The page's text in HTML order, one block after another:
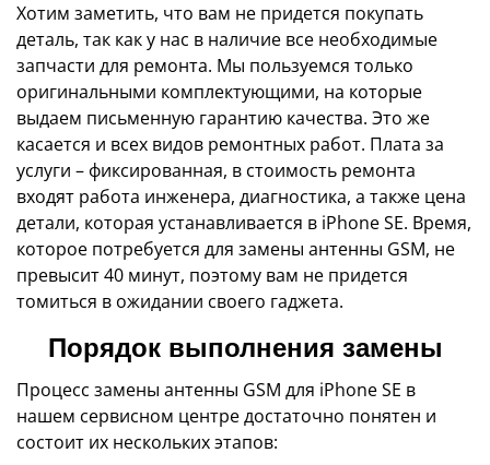
Хотим заметить, что вам не придется покупать
деталь, так как у нас в наличие все необходимые
запчасти для ремонта. Мы пользуемся только
оригинальными комплектующими, на которые
выдаем письменную гарантию качества. Это же
касается и всех видов ремонтных работ. Плата за
услуги – фиксированная, в стоимость ремонта
входят работа инженера, диагностика, а также цена
детали, которая устанавливается в iPhone SE. Время,
которое потребуется для замены антенны GSM, не
превысит 40 минут, поэтому вам не придется
томиться в ожидании своего гаджета.
Порядок выполнения замены
Процесс замены антенны GSM для iPhone SE в
нашем сервисном центре достаточно понятен и
состоит их нескольких этапов: